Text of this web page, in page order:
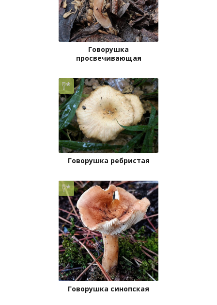
Говорушка
просвечивающая
Говорушка ребристая
Говорушка синопская